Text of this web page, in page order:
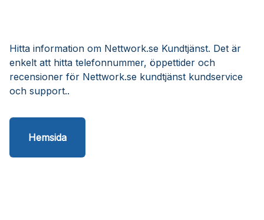
Hitta information om Nettwork.se Kundtjänst. Det är
enkelt att hitta telefonnummer, öppettider och
recensioner för Nettwork.se kundtjänst kundservice
och support..
Hemsida